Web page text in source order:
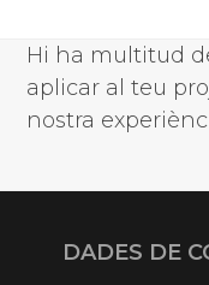
Hi ha multitud
aplicar al teu
nostra
DADES DE